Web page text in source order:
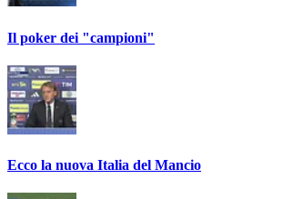
Il poker dei "campioni"
Ecco la nuova Italia del Mancio